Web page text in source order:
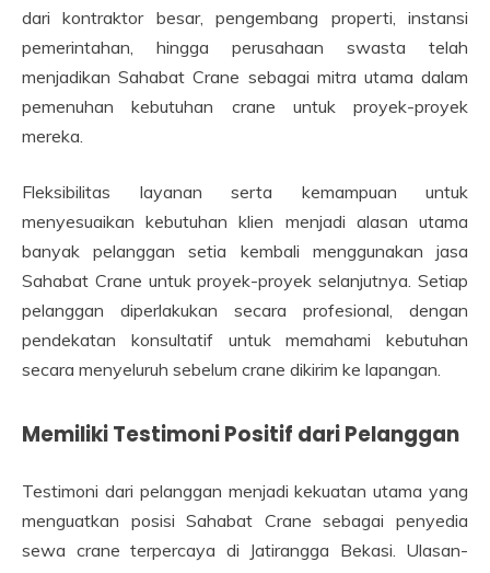
dari kontraktor besar, pengembang properti, instansi
pemerintahan, hingga perusahaan swasta telah
menjadikan Sahabat Crane sebagai mitra utama dalam
pemenuhan kebutuhan crane untuk proyek-proyek
mereka.
Fleksibilitas layanan serta kemampuan untuk
menyesuaikan kebutuhan klien menjadi alasan utama
banyak pelanggan setia kembali menggunakan jasa
Sahabat Crane untuk proyek-proyek selanjutnya. Setiap
pelanggan diperlakukan secara profesional, dengan
pendekatan konsultatif untuk memahami kebutuhan
secara menyeluruh sebelum crane dikirim ke lapangan.
Memiliki Testimoni Positif dari Pelanggan
Testimoni dari pelanggan menjadi kekuatan utama yang
menguatkan posisi Sahabat Crane sebagai penyedia
sewa crane terpercaya di Jatirangga Bekasi. Ulasan-